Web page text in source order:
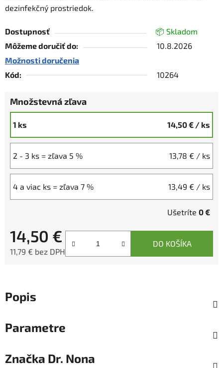
dezinfekčný prostriedok.
Dostupnosť
📦 Skladom
Môžeme doručiť do:
10.8.2026
Možnosti doručenia
Kód:
10264
Množstevná zľava
1 ks 14,50 € / ks
2 - 3 ks = zľava 5 % 13,78 € / ks
4 a viac ks = zľava 7 % 13,49 € / ks
Ušetríte 0 €
14,50 €
11,79 € bez DPH
DO KOŠÍKA
Popis
Parametre
Značka Dr. Nona